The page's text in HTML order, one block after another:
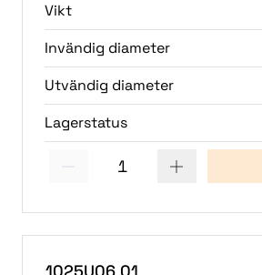
Vikt
Invändig diameter
Utvändig diameter
Lagerstatus
1